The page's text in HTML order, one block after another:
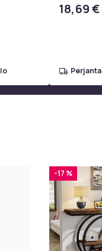
18,69 €
-17 %